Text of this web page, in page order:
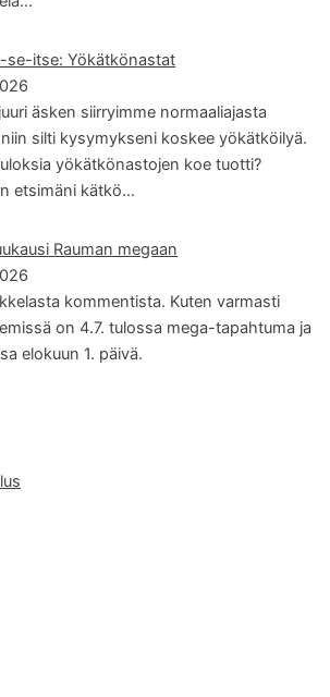
se-itse: Yökätkönastat
äsken siirryimme normaaliajasta
silti kysymykseni koskee yökätköilyä.
yökätkönastojen koe tuotti?
etsimäni kätkö…
Rauman megaan
kommentista. Kuten varmasti
on 4.7. tulossa mega-tapahtuma ja
elokuun 1. päivä.